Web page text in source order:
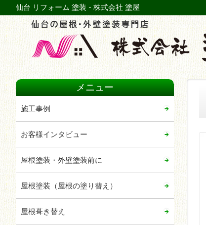
仙台 リフォーム 塗装 - 株式会社 塗屋
メニュー
施工事例
お客様インタビュー
屋根塗装・外壁塗装前に
屋根塗装（屋根の塗り替え）
屋根葺き替え